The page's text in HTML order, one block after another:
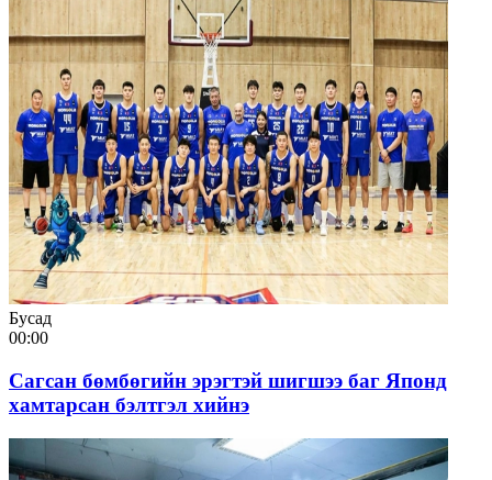
Бусад
00:00
Сагсан бөмбөгийн эрэгтэй шигшээ баг Японд
хамтарсан бэлтгэл хийнэ